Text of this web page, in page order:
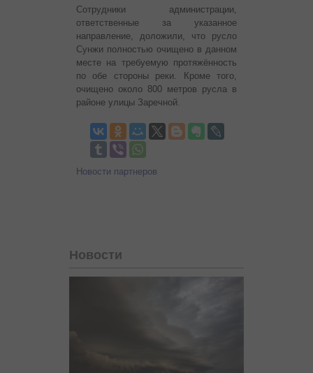
Сотрудники администрации,
ответственные за указанное
направление, доложили, что русло
Сунжи полностью очищено в данном
месте на требуемую протяжённость
по обе стороны реки. Кроме того,
очищено около 800 метров русла в
районе улицы Заречной.
Новости партнеров
Новости